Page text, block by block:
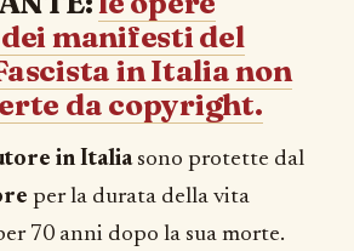
manifesti del
in Italia non
da copyright.
in Italiasono protette dal
per la durata della vita
70 anni dopo la sua morte.